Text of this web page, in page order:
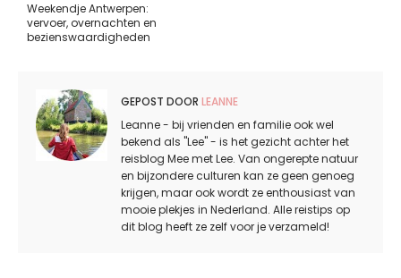
Weekendje Antwerpen:
vervoer, overnachten en
bezienswaardigheden
GEPOST DOOR LEANNE
Leanne - bij vrienden en familie ook wel
bekend als "Lee" - is het gezicht achter het
reisblog Mee met Lee. Van ongerepte natuur
en bijzondere culturen kan ze geen genoeg
krijgen, maar ook wordt ze enthousiast van
mooie plekjes in Nederland. Alle reistips op
dit blog heeft ze zelf voor je verzameld!